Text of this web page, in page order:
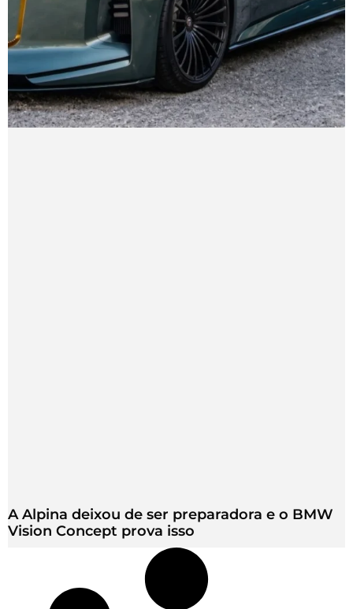
A Alpina deixou de ser preparadora e o BMW
Vision Concept prova isso